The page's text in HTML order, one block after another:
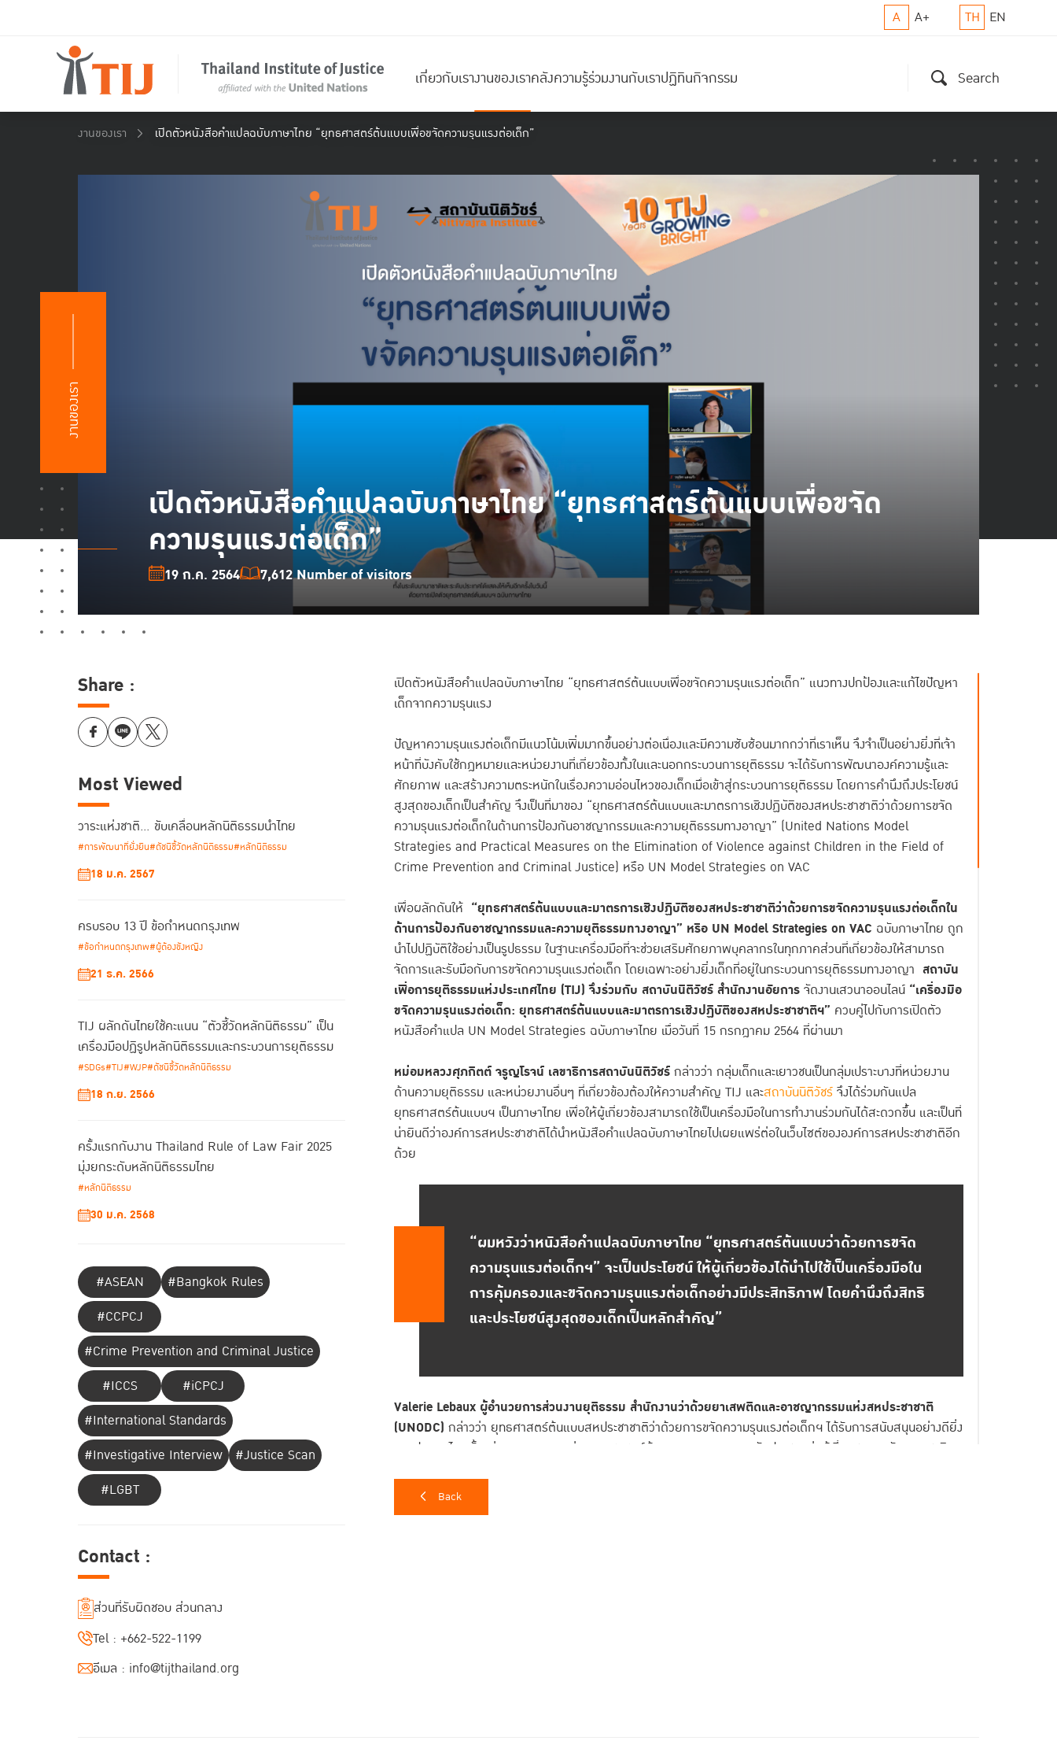
A A+ TH EN
เกี่ยวกับเรางานของเราคลังความรู้ร่วมงานกับเราปฏิทินกิจกรรม Search
งานของเรา เปิดตัวหนังสือคำแปลฉบับภาษาไทย “ยุทธศาสตร์ต้นแบบเพื่อขจัดความรุนแรงต่อเด็ก”
งานของเรา
เปิดตัวหนังสือคำแปลฉบับภาษาไทย “ยุทธศาสตร์ต้นแบบเพื่อขจัด
ความรุนแรงต่อเด็ก”
19 ก.ค. 2564 7,612 Number of visitors
เปิดตัวหนังสือคำแปลฉบับภาษาไทย “ยุทธศาสตร์ต้นแบบเพื่อขจัดความรุนแรงต่อเด็ก” แนวทางปกป้องและแก้ไขปัญหา
เด็กจากความรุนแรง
ปัญหาความรุนแรงต่อเด็กมีแนวโน้มเพิ่มมากขึ้นอย่างต่อเนื่องและมีความซับซ้อนมากกว่าที่เราเห็น จึงจำเป็นอย่างยิ่งที่เจ้า
หน้าที่บังคับใช้กฎหมายและหน่วยงานที่เกี่ยวข้องทั้งในและนอกกระบวนการยุติธรรม จะได้รับการพัฒนาองค์ความรู้และ
ศักยภาพ และสร้างความตระหนักในเรื่องความอ่อนไหวของเด็กเมื่อเข้าสู่กระบวนการยุติธรรม โดยการคำนึงถึงประโยชน์
สูงสุดของเด็กเป็นสำคัญ จึงเป็นที่มาของ “ยุทธศาสตร์ต้นแบบและมาตรการเชิงปฏิบัติของสหประชาชาติว่าด้วยการขจัด
ความรุนแรงต่อเด็กในด้านการป้องกันอาชญากรรมและความยุติธรรมทางอาญา” (United Nations Model
Strategies and Practical Measures on the Elimination of Violence against Children in the Field of
Crime Prevention and Criminal Justice) หรือ UN Model Strategies on VAC
เพื่อผลักดันให้ “ยุทธศาสตร์ต้นแบบและมาตรการเชิงปฏิบัติของสหประชาชาติว่าด้วยการขจัดความรุนแรงต่อเด็กใน
ด้านการป้องกันอาชญากรรมและความยุติธรรมทางอาญา” หรือ UN Model Strategies on VAC ฉบับภาษาไทย ถูก
นำไปปฏิบัติใช้อย่างเป็นรูปธรรม ในฐานะเครื่องมือที่จะช่วยเสริมศักยภาพบุคลากรในทุกภาคส่วนที่เกี่ยวข้องให้สามารถ
จัดการและรับมือกับการขจัดความรุนแรงต่อเด็ก โดยเฉพาะอย่างยิ่งเด็กที่อยู่ในกระบวนการยุติธรรมทางอาญา สถาบัน
เพื่อการยุติธรรมแห่งประเทศไทย (TIJ) จึงร่วมกับ สถาบันนิติวัชร์ สำนักงานอัยการจัดงานเสวนาออนไลน์ “เครื่องมือ
ขจัดความรุนแรงต่อเด็ก: ยุทธศาสตร์ต้นแบบและมาตรการเชิงปฏิบัติของสหประชาชาติฯ” ควบคู่ไปกับการเปิดตัว
หนังสือคำแปล UN Model Strategies ฉบับภาษาไทย เมื่อวันที่ 15 กรกฎาคม 2564 ที่ผ่านมา
หม่อมหลวงศุภกิตต์ จรูญโรจน์ เลขาธิการสถาบันนิติวัชร์กล่าวว่า กลุ่มเด็กและเยาวชนเป็นกลุ่มเปราะบางที่หน่วยงาน
ด้านความยุติธรรม และหน่วยงานอื่นๆ ที่เกี่ยวข้องต้องให้ความสำคัญ TIJ และสถาบันนิติวัชร์จึงได้ร่วมกันแปล
ยุทธศาสตร์ต้นแบบฯ เป็นภาษาไทย เพื่อให้ผู้เกี่ยวข้องสามารถใช้เป็นเครื่องมือในการทำงานร่วมกันได้สะดวกขึ้น และเป็นที่
น่ายินดีว่าองค์การสหประชาชาติได้นำหนังสือคำแปลฉบับภาษาไทยไปเผยแพร่ต่อในเว็บไซต์ขององค์การสหประชาชาติอีก
ด้วย
“ผมหวังว่าหนังสือคำแปลฉบับภาษาไทย “ยุทธศาสตร์ต้นแบบว่าด้วยการขจัด
ความรุนแรงต่อเด็กฯ” จะเป็นประโยชน์ ให้ผู้เกี่ยวข้องได้นำไปใช้เป็นเครื่องมือใน
การคุ้มครองและขจัดความรุนแรงต่อเด็กอย่างมีประสิทธิภาพ โดยคำนึงถึงสิทธิ
และประโยชน์สูงสุดของเด็กเป็นหลักสำคัญ”
Valerie Lebaux ผู้อำนวยการส่วนงานยุติธรรม สำนักงานว่าด้วยยาเสพติดและอาชญากรรมแห่งสหประชาชาติ
(UNODC) กล่าวว่า ยุทธศาสตร์ต้นแบบสหประชาชาติว่าด้วยการขจัดความรุนแรงต่อเด็กฯ ได้รับการสนับสนุนอย่างดียิ่ง
จากประเทศไทยตั้งแต่กระบวนการยกร่างยุทธศาสตร์ต้นแบบฯ ตลอดจนการจัดประชุมกลุ่มผู้เชี่ยวชาญระดับนานาชาติ
ยุทธศาสตร์ต้นแบบฯ ฉบับภาษาไทย
Back
Share :
Most Viewed
วาระแห่งชาติ… ขับเคลื่อนหลักนิติธรรมนำไทย
#การพัฒนาที่ยั่งยืน#ดัชนีชี้วัดหลักนิติธรรม#หลักนิติธรรม
18 ม.ค. 2567
ครบรอบ 13 ปี ข้อกำหนดกรุงเทพ
#ข้อกำหนดกรุงเทพ#ผู้ต้องขังหญิง
21 ธ.ค. 2566
TIJ ผลักดันไทยใช้คะแนน “ตัวชี้วัดหลักนิติธรรม” เป็น
เครื่องมือปฏิรูปหลักนิติธรรมและกระบวนการยุติธรรม
#SDGs#TIJ#WJP#ดัชนีชี้วัดหลักนิติธรรม
18 ก.ย. 2566
ครั้งแรกกับงาน Thailand Rule of Law Fair 2025
มุ่งยกระดับหลักนิติธรรมไทย
#หลักนิติธรรม
30 ม.ค. 2568
#ASEAN
#Bangkok Rules
#CCPCJ
#Crime Prevention and Criminal Justice
#ICCS
#iCPCJ
#International Standards
#Investigative Interview
#Justice Scan
#LGBT
Contact :
ส่วนที่รับผิดชอบ ส่วนกลาง
Tel : +662-522-1199
อีเมล : info@tijthailand.org